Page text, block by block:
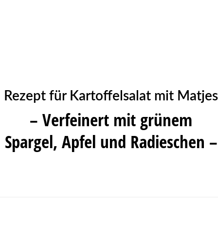
Rezept für Kartoffelsalat mit Matjes
– Verfeinert mit grünem
Spargel, Apfel und Radieschen –